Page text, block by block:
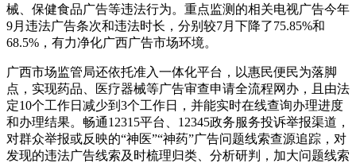
械、保健食品广告等违法行为。重点监测的相关电视广告今年
9月违法广告条次和违法时长，分别较7月下降了75.85%和
68.5%，有力净化广西广告市场环境。
广西市场监管局还依托准入一体化平台，以惠民便民为落脚
点，实现药品、医疗器械等广告审查申请全流程网办，且由法
定10个工作日减少到3个工作日，并能实时在线查询办理进度
和办理结果。畅通12315平台、12345政务服务投诉举报渠道，
对群众举报或反映的“神医”“神药”广告问题线索查源追踪，对
发现的违法广告线索及时梳理归类、分析研判，加大问题线索